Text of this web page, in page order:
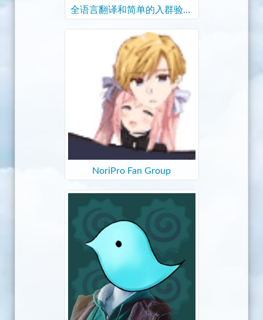
全语言翻译和简单的入群验证
NoriPro Fan Group